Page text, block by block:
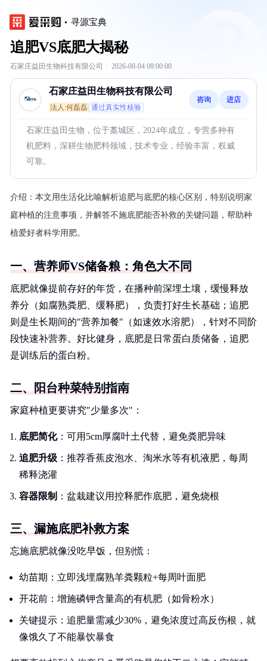
寻源宝典
追肥VS底肥大揭秘
石家庄益田生物科技有限公司 · 2026-08-04 08:00:00
石家庄益田生物科技有限公司
法人:何磊磊 通过真实性核验
咨询 进店
石家庄益田生物，位于藁城区，2024年成立，专营多种有
机肥料，深耕生物肥料领域，技术专业，经验丰富，权威
可靠。
介绍： 本文用生活化比喻解析追肥与底肥的核心区别，特别说明家
庭种植的注意事项，并解答不施底肥能否补救的关键问题，帮助种
植爱好者科学用肥。
一、营养师VS储备粮：角色大不同
底肥就像提前存好的年货，在播种前深埋土壤，缓慢释放
养分（如腐熟粪肥、缓释肥），负责打好生长基础；追肥
则是生长期间的"营养加餐"（如速效水溶肥），针对不同阶
段快速补营养。好比健身，底肥是日常蛋白质储备，追肥
是训练后的蛋白粉。
二、阳台种菜特别指南
家庭种植更要讲究"少量多次"：
底肥简化：可用5cm厚腐叶土代替，避免粪肥异味
追肥升级 ：推荐香蕉皮泡水、淘米水等有机液肥，每周
稀释浇灌
容器限制 ：盆栽建议用控释肥作底肥，避免烧根
三、漏施底肥补救方案
忘施底肥就像没吃早饭，但别慌：
幼苗期：立即浅埋腐熟羊粪颗粒+每周叶面肥
开花前：增施磷钾含量高的有机肥（如骨粉水）
关键提示：追肥量需减少30%，避免浓度过高反伤根，就
像饿久了不能暴饮暴食